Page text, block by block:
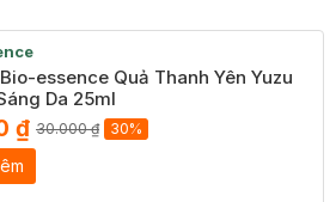
essence Quả Thanh Yên Yuzu
Da 25ml
₫ 30.000 ₫ 30%